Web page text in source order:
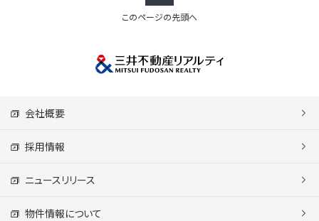
このページの先頭へ
会社概要
採用情報
ニュースリリース
物件情報について